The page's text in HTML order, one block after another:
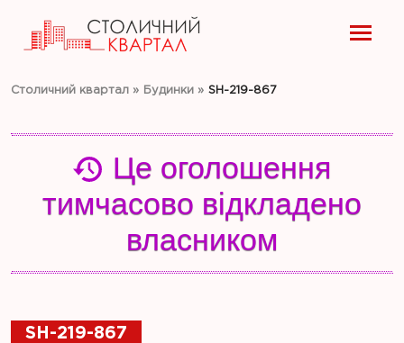
Столичний квартал » Будинки » SH-219-867
Це оголошення
тимчасово відкладено
власником
SH-219-867